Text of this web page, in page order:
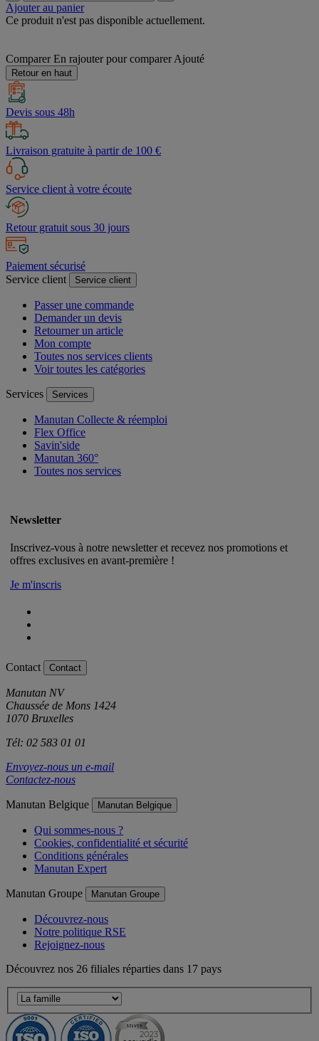
Ajouter au panier
Ce produit n'est pas disponible actuellement.
Comparer En rajouter pour comparer Ajouté
Retour en haut
Devis sous 48h
Livraison gratuite à partir de 100 €
Service client à votre écoute
Retour gratuit sous 30 jours
Paiement sécurisé
Service client
Service client
Passer une commande
Demander un devis
Retourner un article
Mon compte
Toutes nos services clients
Voir toutes les catégories
Services Services
Manutan Collecte & réemploi
Flex Office
Savin'side
Manutan 360°
Toutes nos services
Newsletter
Inscrivez-vous à notre newsletter et recevez nos promotions et
offres exclusives en avant-première !
Je m'inscris
Contact Contact
Manutan NV
Chaussée de Mons 1424
1070 Bruxelles
Tél: 02 583 01 01
Envoyez-nous un e-mail
Contactez-nous
Manutan Belgique Manutan Belgique
Qui sommes-nous ?
Cookies, confidentialité et sécurité
Conditions générales
Manutan Expert
Manutan Groupe Manutan Groupe
Découvrez-nous
Notre politique RSE
Rejoignez-nous
Découvrez nos 26 filiales réparties dans 17 pays